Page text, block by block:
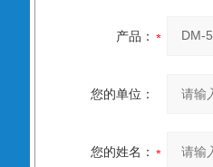
产品：
您的单位：
您的姓名：